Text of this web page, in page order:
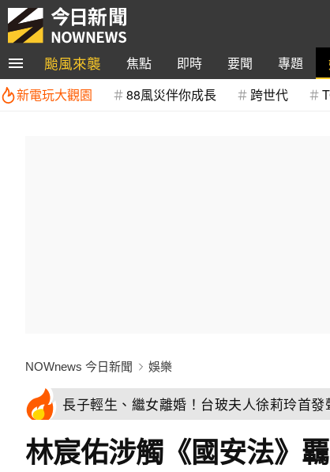
颱風來襲 焦點 即時 要聞 專題
新電玩大觀園
88風災伴你成長 跨世代
NOWnews 今日新聞 娛樂
長子輕生、繼女離婚！台玻夫人徐莉玲首
林宸佑涉觸《國安法》